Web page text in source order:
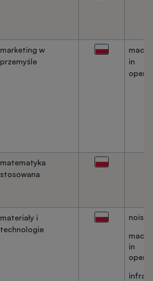
marketing w
przemyśle
in
matematyka
stosowana
materiały i
technologie
noise
in